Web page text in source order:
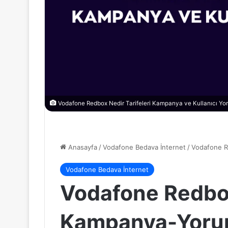
Vodafone Redbox Nedir Tarifeleri Kampanya ve Kullanıcı
Anasayfa/Vodafone Bedava İnternet /Vodafone
Vodafone Bedava İnternet
Vodafone
Kampanya-